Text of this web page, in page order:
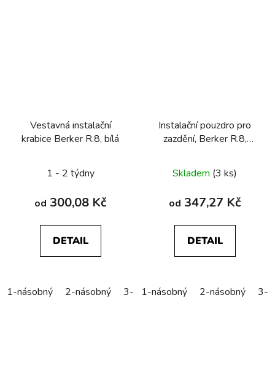
Vestavná instalační
krabice Berker R.8, bílá
1 - 2 týdny
od 300,08 Kč
DETAIL
1-násobný 2-násobný 3-násobný 4-násobný
Instalační pouzdro pro
zazdění, Berker R.8,
Skladem (3 ks)
od 347,27 Kč
DETAIL
1-násobný 2-násobný 3-